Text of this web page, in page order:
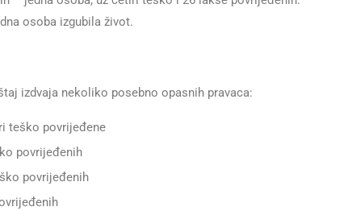
osoba izgubila život.
izdvaja nekoliko posebno opasnih pravaca:
teško povrijeđene
povrijeđenih
povrijeđenih